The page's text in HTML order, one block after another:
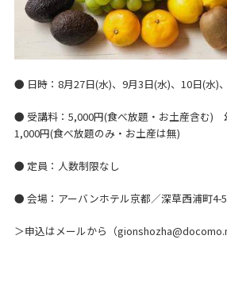
● 日時：8月27日(水)、9月3日(水)、10日(水)
● 受講料：5,000円(食べ放題・お土産含む)
1,000円(食べ放題のみ・お土産は無)
● 定員：人数制限なし
● 会場：アーバンホテル京都／深草西浦町4-
＞申込はメールから（